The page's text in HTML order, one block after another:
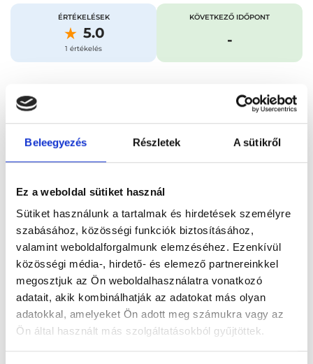
Beleegyezés Részletek A sütikről
Ez a weboldal sütiket használ
Sütiket használunk a tartalmak és hirdetések személyre
szabásához, közösségi funkciók biztosításához,
valamint weboldalforgalmunk elemzéséhez. Ezenkívül
közösségi média-, hirdető- és elemező partnereinkkel
megosztjuk az Ön weboldalhasználatra vonatkozó
adatait, akik kombinálhatják az adatokat más olyan
adatokkal, amelyeket Ön adott meg számukra vagy az
Ön által használt más szolgáltatásokból gyűjtöttek.
ÉRTÉKELÉSEK
5.0
1 értékelés
KÖVETKEZŐ IDŐPONT
-
Időpontfoglalás Vélemények
Foglalj időpontot
Összes szakterület
Főoldal Orvosok Sebész
Sebész, Budapest, VI. kerület
Dr. Andriska Géza Tibor